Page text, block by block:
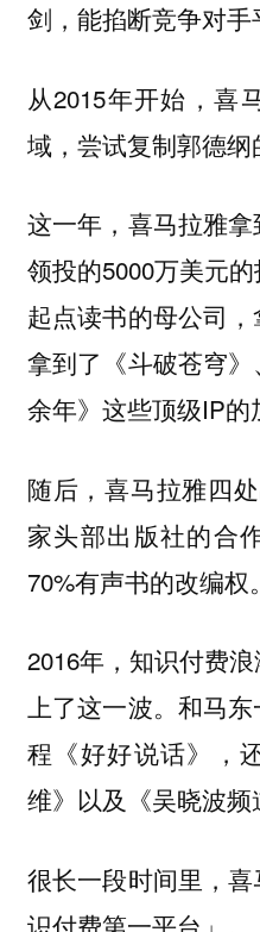
剑，能掐断竞争对手
从2015年开始，喜
域，尝试复制郭德纲
这一年，喜马拉雅
领投的5000万美元
起点读书的母公司
拿到了《斗破苍穹
余年》这些顶级IP的
随后，喜马拉雅四
家头部出版社的合
70%有声书的改编权。
2016年，知识付费
上了这一波。和马
程《好好说话》，
维》以及《吴晓波频
很长一段时间里，